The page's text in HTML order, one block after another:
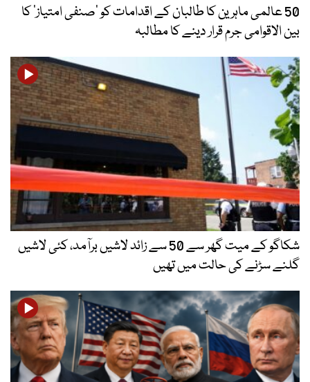
50 عالمی ماہرین کا طالبان کے اقدامات کو ’صنفی امتیاز‘ کا
بین الاقوامی جرم قرار دینے کا مطالبہ
شکاگو کے میت گھر سے 50 سے زائد لاشیں برآمد، کئی لاشیں
گلنے سڑنے کی حالت میں تھیں